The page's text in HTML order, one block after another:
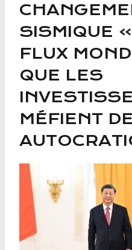
SISMIQUE
FLUX
QUE LES
MÉFIENT